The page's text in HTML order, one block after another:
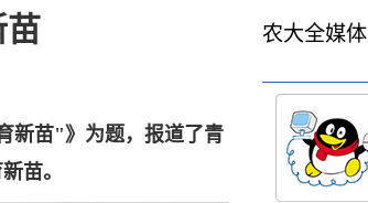
苗
新苗"》为题，报道了青
苗。
农大全媒体